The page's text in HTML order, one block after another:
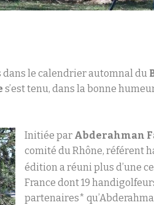
le calendrier automnal du
s’est tenu, dans la bonne
Initiée par Abderahman
comité du Rhône, référent
édition a réuni plus d’une
France dont 19
partenaires*